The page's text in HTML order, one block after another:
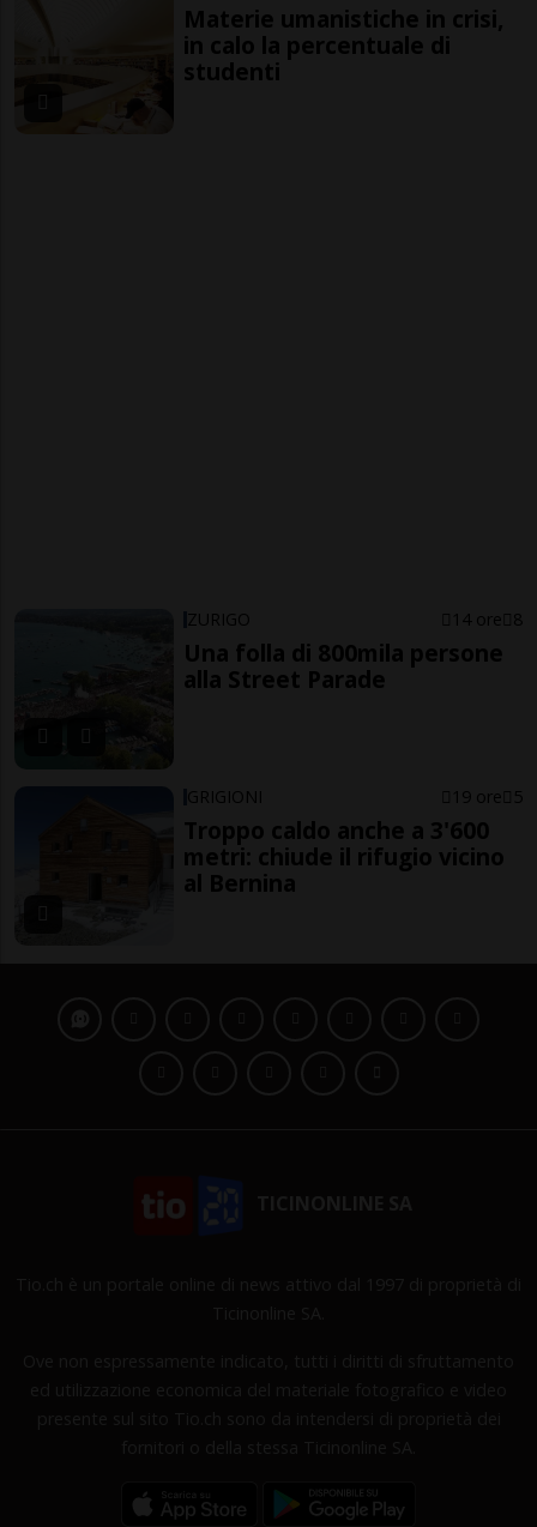
Materie umanistiche in crisi,
in calo la percentuale di
studenti
ZURIGO 14 ore 8
Una folla di 800mila persone
alla Street Parade
GRIGIONI 19 ore 5
Troppo caldo anche a 3'600
metri: chiude il rifugio vicino
al Bernina